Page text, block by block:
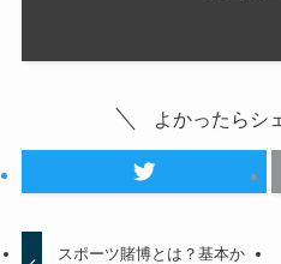
よかったらシ
スポーツ賭博とは？基本か